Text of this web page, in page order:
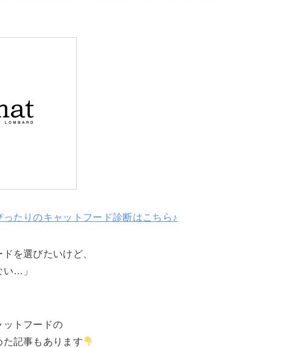
たりのキャットフード診断はこちら♪
を選びたいけど、
い…」
ットフードの
記事もあります